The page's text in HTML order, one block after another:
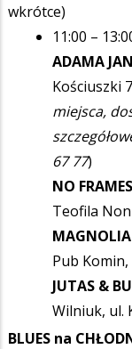
wkrótce)
11:00 –
ADAMA
Kościuszki
miejsca,
67 77)
NO
Teofila
MAGNOLIA
Pub Komin,
JUTAS &
Wilniuk, ul.
BLUES na